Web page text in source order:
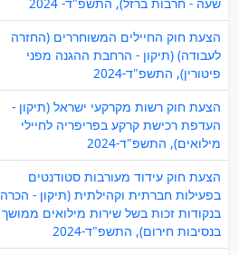
הצעת חוק החיילים המשוחררים (החזרה
לעבודה) (תיקון - הרחבת ההגנה מפני
פיטורין), התשפ"ד-2024
הצעת חוק רשות מקרקעי ישראל (תיקון -
העדפת רכישת קרקע בפריפריה לחיילי
מילואים), התשפ"ד-2024
הצעת חוק עידוד מעורבות סטודנטים
בפעילות חברתית וקהילתית (תיקון - הכרה
בנקודות זכות בשל שירות מילואים ממושך
בנסיבות חירום), התשפ"ד-2024